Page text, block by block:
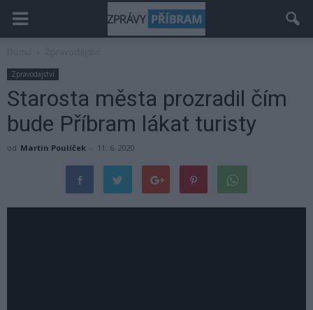
Zpravodajství
Starosta města prozradil čím
bude Příbram lákat turisty
od Martin Poulíček - 11. 6. 2020